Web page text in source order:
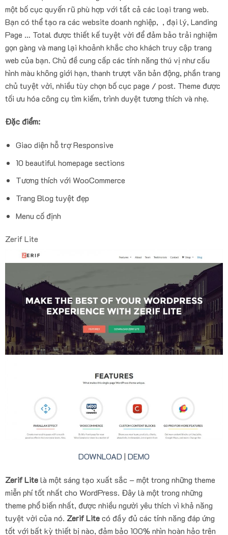
một bố cục quyến rũ phù hợp với tất cả các loại trang web.
Bạn có thể tạo ra các website doanh nghiệp, , đại lý, Landing
Page … Total được thiết kế tuyệt vời để đảm bảo trải nghiệm
gọn gàng và mang lại khoảnh khắc cho khách truy cập trang
web của bạn. Chủ đề cung cấp các tính năng thú vị như cấu
hình màu không giới hạn, thanh trượt văn bản động, phần trang
chủ tuyệt vời, nhiều tùy chọn bố cục page / post. Theme được
tối ưu hóa công cụ tìm kiếm, trình duyệt tương thích và nhẹ.
Đặc điểm:
Giao diện hỗ trợ Responsive
10 beautiful homepage sections
Tương thích với WooCommerce
Trang Blog tuyệt đẹp
Menu cố định
Zerif Lite
DOWNLOAD | DEMO
Zerif Litelà một sáng tạo xuất sắc – một trong những theme
miễn phí tốt nhất cho WordPress. Đây là một trong những
theme phổ biến nhất, được nhiều người yêu thích vì khả năng
tuyệt vời của nó. Zerif Litecó đầy đủ các tính năng đáp ứng
tốt với bất kỳ thiết bị nào, đảm bảo 100% nhìn hoàn hảo trên